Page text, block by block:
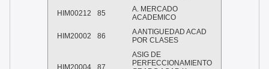
HIM00212 85
A. MERCADO
ACADEMICO
HIM20002 86
A ANTIGUEDAD ACAD
POR CLASES
ASIG DE
PERFECCIONAMIENTO